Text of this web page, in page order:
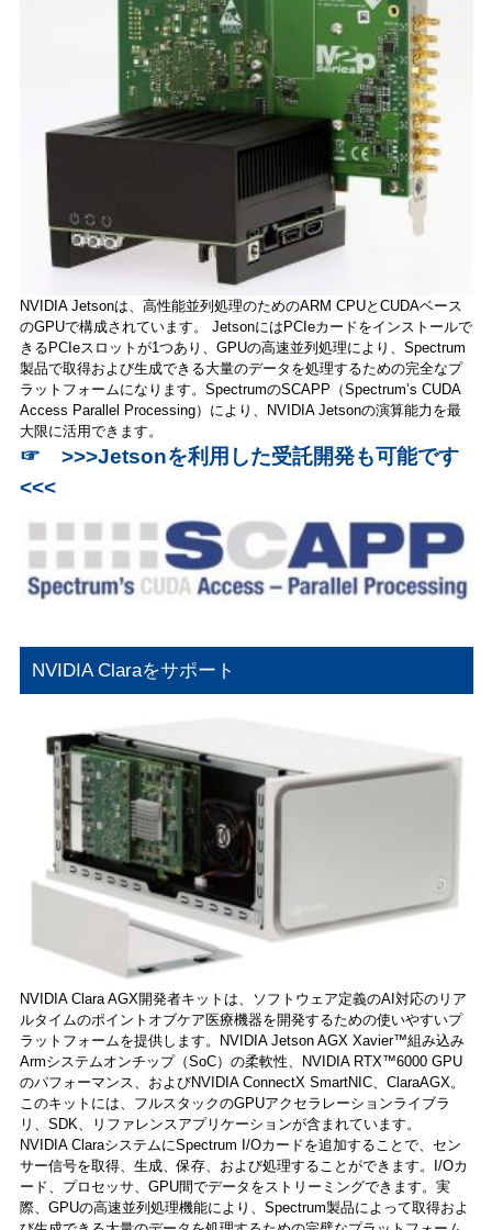
NVIDIA Jetsonは、高性能並列処理のためのARM CPUとCUDAベース
のGPUで構成されています。 JetsonにはPCIeカードをインストールで
きるPCIeスロットが1つあり、GPUの高速並列処理により、Spectrum
製品で取得および生成できる大量のデータを処理するための完全なプ
ラットフォームになります。SpectrumのSCAPP（Spectrum’s CUDA
Access Parallel Processing）により、NVIDIA Jetsonの演算能力を最
大限に活用できます。
☞ >>>Jetsonを利用した受託開発も可能です
<<<
NVIDIA Claraをサポート
NVIDIA Clara AGX開発者キットは、ソフトウェア定義のAI対応のリア
ルタイムのポイントオブケア医療機器を開発するための使いやすいプ
ラットフォームを提供します。NVIDIA Jetson AGX Xavier™組み込み
Armシステムオンチップ（SoC）の柔軟性、NVIDIA RTX™6000 GPU
のパフォーマンス、およびNVIDIA ConnectX SmartNIC、ClaraAGX。
このキットには、フルスタックのGPUアクセラレーションライブラ
リ、SDK、リファレンスアプリケーションが含まれています。
NVIDIA ClaraシステムにSpectrum I/Oカードを追加することで、セン
サー信号を取得、生成、保存、および処理することができます。I/Oカ
ード、プロセッサ、GPU間でデータをストリーミングできます。実
際、GPUの高速並列処理機能により、Spectrum製品によって取得およ